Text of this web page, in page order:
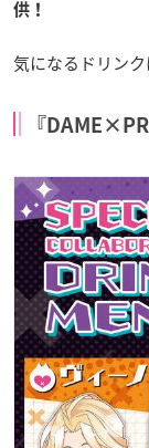
供！
気になるドリンク
『